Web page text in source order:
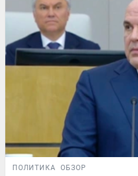
ПОЛИТИКА ОБЗОР